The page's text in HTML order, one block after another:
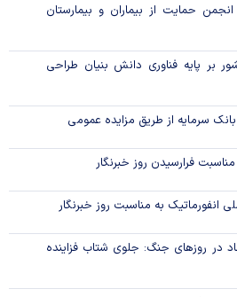
حمایت از بیماران و بیمارستان
بر پایه فناوری دانش بنیان طراحی
سرمایه از طریق مزایده عمومی
فرارسیدن روز خبرنگار
انفورماتیک به مناسبت روز خبرنگار
در روزهای جنگ: جلوی شتاب فزاینده